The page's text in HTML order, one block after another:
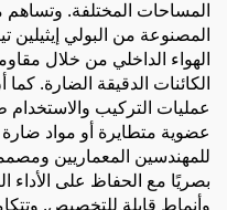
المساحات المختلفة. وتساهم
الهواء الداخلي من خلال
الكائنات الدقيقة الضارة.
عمليات التركيب
عضوية متطايرة أو مواد
للمهندسين المعماريين
بصريًا مع الحفاظ على الأداء
وأنماط قابلة للتخصيص.